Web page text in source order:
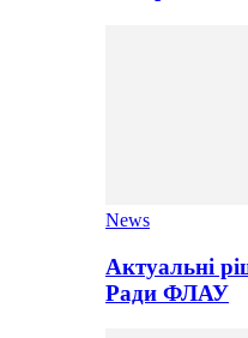
News
Актуальні
Ради ФЛАУ